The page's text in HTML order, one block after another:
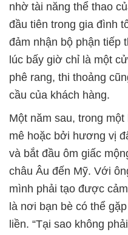
nhờ tài năng thể thao
đầu tiên trong gia đình
đảm nhận bộ phận tiếp
lúc bấy giờ chỉ là một
phê rang, thi thoảng
cầu của khách hàng.
Một năm sau, trong
mê hoặc bởi hương vị
và bắt đầu ôm giấc
châu Âu đến Mỹ. Với
mình phải tạo được
là nơi bạn bè có thể
liền. “Tại sao không